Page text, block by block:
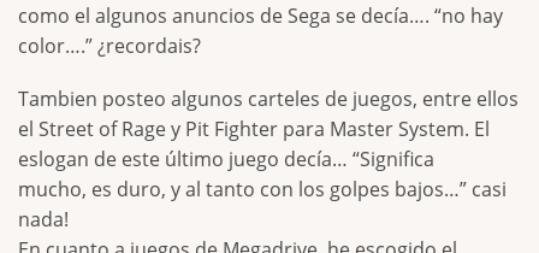
como el algunos anuncios de Sega se decía…. “no hay
color….” ¿recordais?
Tambien posteo algunos carteles de juegos, entre ellos
el Street of Rage y Pit Fighter para Master System. El
eslogan de este último juego decía… “Significa
mucho, es duro, y al tanto con los golpes bajos…” casi
nada!